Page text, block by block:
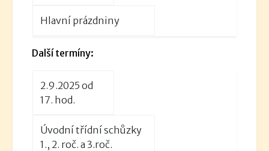
Hlavní prázdniny
Další termíny:
2.9.2025 od
17. hod.
Úvodní třídní schůzky
1., 2. roč. a 3.roč.